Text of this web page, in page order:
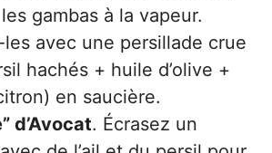
gambas à la vapeur.
avec une persillade crue
hachés + huile d’olive +
en saucière.
d’Avocat. Écrasez un